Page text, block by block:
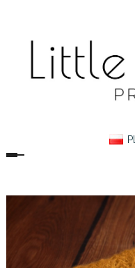
Toggle navigation
PL